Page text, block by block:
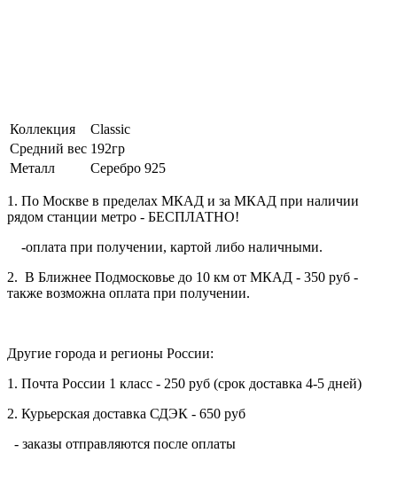
Коллекция
Classic
Средний вес 192гр
Металл
Серебро 925
1. По Москве в пределах МКАД и за МКАД при наличии
рядом станции метро - БЕСПЛАТНО!
-оплата при получении, картой либо наличными.
2. В Ближнее Подмосковье до 10 км от МКАД - 350 руб -
также возможна оплата при получении.
Другие города и регионы России:
1. Почта России 1 класс - 250 руб (срок доставка 4-5 дней)
2. Курьерская доставка СДЭК - 650 руб
- заказы отправляются после оплаты